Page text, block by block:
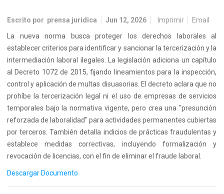
Escrito por prensa juridica Jun 12, 2026 Imprimir Email
La nueva norma busca proteger los derechos laborales al
establecer criterios para identificar y sancionar la tercerización y la
intermediación laboral ilegales. La legislación adiciona un capítulo
al Decreto 1072 de 2015, fijando lineamientos para la inspección,
control y aplicación de multas disuasorias. El decreto aclara que no
prohíbe la tercerización legal ni el uso de empresas de servicios
temporales bajo la normativa vigente, pero crea una "presunción
reforzada de laboralidad" para actividades permanentes cubiertas
por terceros. También detalla indicios de prácticas fraudulentas y
establece medidas correctivas, incluyendo formalización y
revocación de licencias, con el fin de eliminar el fraude laboral.
Descargar Documento